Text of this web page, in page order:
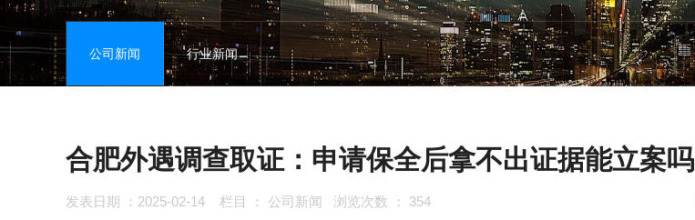
公司新闻 行业新闻
合肥外遇调查取证：申请保全后拿不出证据能立案吗
发表日期 ：2025-02-14 栏目 ： 公司新闻 浏览次数 ： 354